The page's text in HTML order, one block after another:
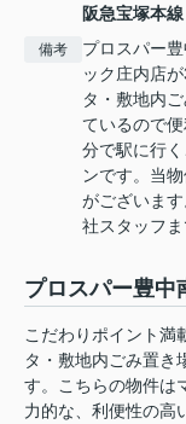
阪急宝塚本線
備考
プロスパー
ック庄内店
タ・敷地内
ているので
分で駅に行
ンです。当
がございま
社スタッフま
プロスパー豊中
こだわりポイント満
タ・敷地内ごみ置き
す。こちらの物件は
力的な、利便性の高